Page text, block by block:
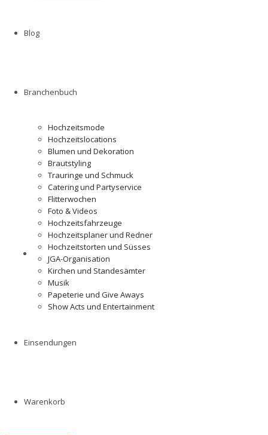
Blog
Branchenbuch
Hochzeitsmode
Hochzeitslocations
Blumen und Dekoration
Brautstyling
Trauringe und Schmuck
Catering und Partyservice
Flitterwochen
Foto & Videos
Hochzeitsfahrzeuge
Hochzeitsplaner und Redner
Hochzeitstorten und Süsses
JGA-Organisation
Kirchen und Standesämter
Musik
Papeterie und Give Aways
Show Acts und Entertainment
Einsendungen
Warenkorb